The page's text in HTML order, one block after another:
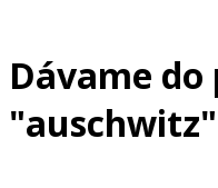
Dávame
"auschwitz"